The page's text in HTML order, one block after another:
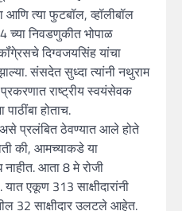
आणि त्या फुटबॉल, व्हॉलीबॉल
च्या निवडणुकीत भोपाळ
दिग्वजयसिंह यांचा
संसदेत सुध्दा त्यांनी नथुराम
राष्ट्रीय स्वयंसेवक
होताच.
प्रलंबित ठेवण्यात आले होते
की, आमच्याकडे या
आता 8 मे रोजी
एकूण 313 साक्षीदारांनी
32 साक्षीदार उलटले आहेत.